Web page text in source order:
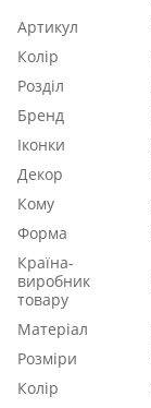
Артикул
Колір
Розділ
Бренд
Іконки
Декор
Кому
Форма
Країна-
виробник
товару
Матеріал
Розміри
Колір